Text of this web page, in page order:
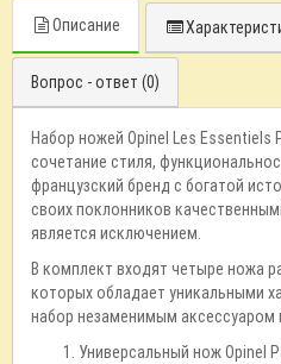
Описание
Вопрос - ответ (0)
Набор ножей Opinel Les Essentiels
сочетание стиля,
французский бренд с богатой
своих поклонников
является исключением.
В комплект входят четыре ножа
которых обладает уникальными
набор незаменимым аксессуаром
Универсальный нож Opinel